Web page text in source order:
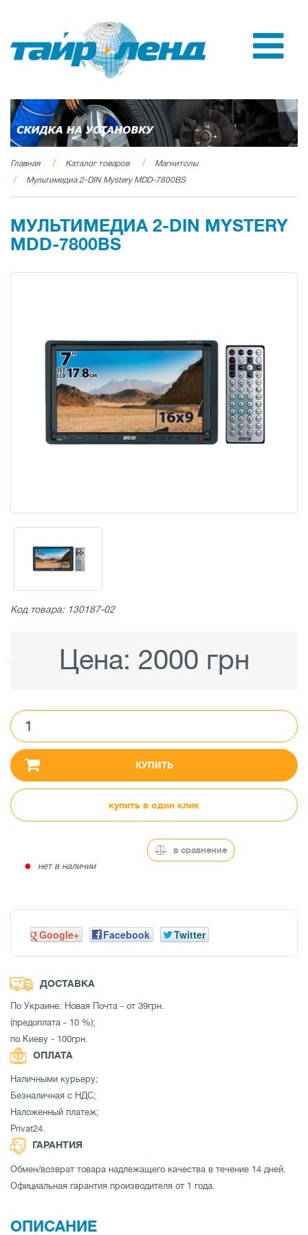
Главная Каталог товаров
Магнитолы
Мультимедиа 2-DIN Mystery MDD-7800BS
МУЛЬТИМЕДИА 2-DIN MYSTERY
MDD-7800BS
Код товара: 130187-02
Цена: 2000 грн
КУПИТЬ
купить в один клик
● нет в наличии
в сравнение
Google+ Facebook Twitter
ДОСТАВКА
По Украине: Новая Почта - от 39грн.
(предоплата - 10 %);
по Киеву - 100грн.
ОПЛАТА
Наличными курьеру;
Безналичная с НДС;
Наложенный платеж;
Privat24.
ГАРАНТИЯ
Обмен/возврат товара надлежащего качества в течение 14 дней.
Официальная гарантия производителя от 1 года.
ОПИСАНИЕ